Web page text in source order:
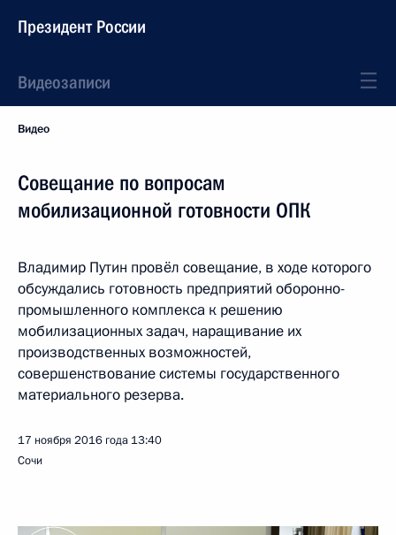
Президент России
Видеозаписи
Видео
Совещание по вопросам
мобилизационной готовности ОПК
Владимир Путин провёл совещание, в ходе которого
обсуждались готовность предприятий оборонно-
промышленного комплекса к решению
мобилизационных задач, наращивание их
производственных возможностей,
совершенствование системы государственного
материального резерва.
17 ноября 2016 года 13:40
Сочи